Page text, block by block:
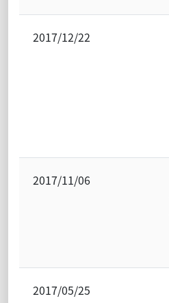
2017/12/22
2017/11/06
2017/05/25